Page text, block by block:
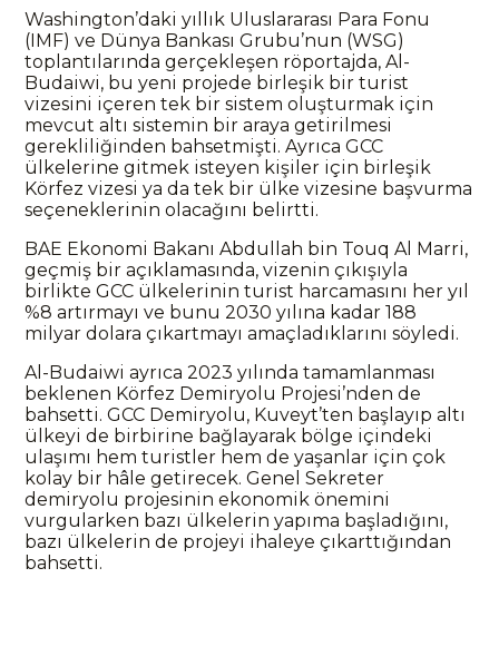
Washington’daki yıllık Uluslararası Para Fonu
(IMF) ve Dünya Bankası Grubu’nun (WSG)
toplantılarında gerçekleşen röportajda, Al-
Budaiwi, bu yeni projede birleşik bir turist
vizesini içeren tek bir sistem oluşturmak için
mevcut altı sistemin bir araya getirilmesi
gerekliliğinden bahsetmişti. Ayrıca GCC
ülkelerine gitmek isteyen kişiler için birleşik
Körfez vizesi ya da tek bir ülke vizesine başvurma
seçeneklerinin olacağını belirtti.
BAE Ekonomi Bakanı Abdullah bin Touq Al Marri,
geçmiş bir açıklamasında, vizenin çıkışıyla
birlikte GCC ülkelerinin turist harcamasını her yıl
%8 artırmayı ve bunu 2030 yılına kadar 188
milyar dolara çıkartmayı amaçladıklarını söyledi.
Al-Budaiwi ayrıca 2023 yılında tamamlanması
beklenen Körfez Demiryolu Projesi’nden de
bahsetti. GCC Demiryolu, Kuveyt’ten başlayıp altı
ülkeyi de birbirine bağlayarak bölge içindeki
ulaşımı hem turistler hem de yaşanlar için çok
kolay bir hâle getirecek. Genel Sekreter
demiryolu projesinin ekonomik önemini
vurgularken bazı ülkelerin yapıma başladığını,
bazı ülkelerin de projeyi ihaleye çıkarttığından
bahsetti.